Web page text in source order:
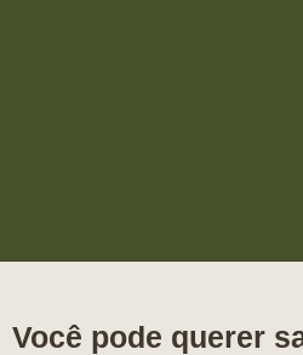
Você pode querer